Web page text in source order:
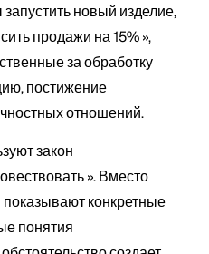
новый изделие,
продажи на 15% »,
за обработку
постижение
отношений.
закон
». Вместо
конкретные
понятия